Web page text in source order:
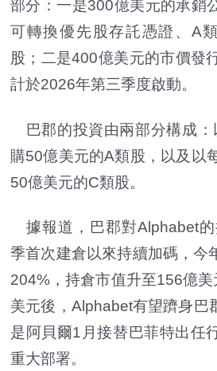
部分：一是300億美元的承銷
可轉換優先股存託憑證、A
股；二是400億美元的市價發
計於2026年第三季度啟動。
巴郡的投資由兩部分構成：
購50億美元的A類股，以及以
50億美元的C類股。
據報道，巴郡對Alphabet
季首次建倉以來持續加碼，今
204%，持倉市值升至156億
美元後，Alphabet有望躋身巴
是阿貝爾1月接替巴菲特出任
重大部署。